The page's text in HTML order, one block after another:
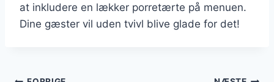
at inkludere en lækker porretærte på menuen.
Dine gæster vil uden tvivl blive glade for det!